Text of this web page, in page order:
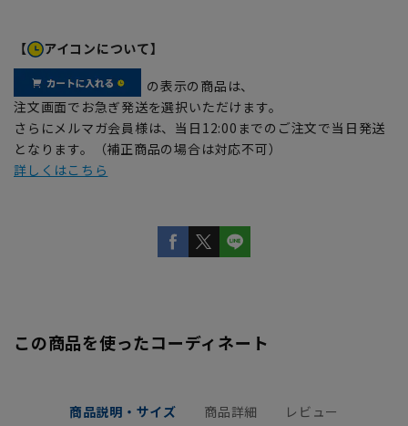
【 アイコンについて】
の表示の商品は、
注文画面でお急ぎ発送を選択いただけます。
さらにメルマガ会員様は、当日12:00までのご注文で当日発送
となります。（補正商品の場合は対応不可）
詳しくはこちら
この商品を使ったコーディネート
商品説明・サイズ 商品詳細 レビュー